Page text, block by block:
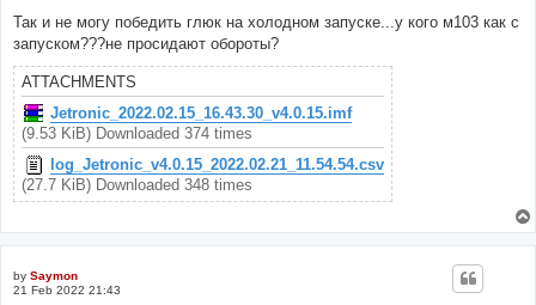
Так и не могу победить глюк на холодном запуске...у кого м103 как с
запуском???не просидают обороты?
ATTACHMENTS
Jetronic_2022.02.15_16.43.30_v4.0.15.imf
(9.53 KiB) Downloaded 374 times
log_Jetronic_v4.0.15_2022.02.21_11.54.54.csv
(27.7 KiB) Downloaded 348 times
by Saymon
21 Feb 2022 21:43